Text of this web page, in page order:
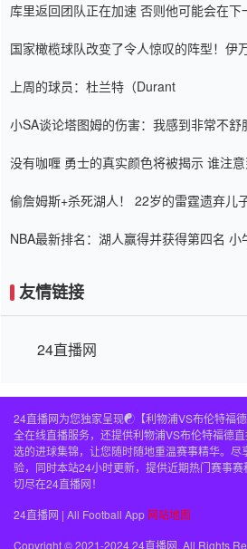
库里返回团队正在加速 否则他可能会在下
国家橄榄球队改变了令人惊叹的阵型！伊
上周的球员：杜兰特（Durant
小SA谈论塔图姆的伤害：我感到非常不
没有咖喱 勇士的真实颜色将被揭示 谁注
偷詹姆斯+杀死湖人！ 22岁的雷霆遗弃儿
NBA最新排名：湖人赢得并获得第四名
友情链接
24直播网
24直播网为您独家呈现☯️【利物浦VS布伦特福
全在线直播服务，还提供利物浦VS布伦特福德
选的进球集锦，让您随时随地重温赛事精华。尽
验，同时本站24小时更新，提供近期热门赛事
切尽在24直播网！
24直播网 | All Football App 网站地图
Copyright © 2021-2024 24直播网. All Rights